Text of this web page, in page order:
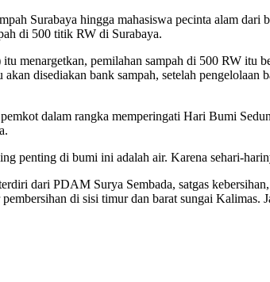
Surabaya hingga mahasiswa pecinta alam
di 500 titik RW di Surabaya.
menargetkan, pemilahan sampah di 500 RW itu
disediakan bank sampah, setelah
dalam rangka memperingati Hari Bumi
penting di bumi ini adalah air. Karena sehari-
dari PDAM Surya Sembada, satgas
di sisi timur dan barat sungai Kalimas.